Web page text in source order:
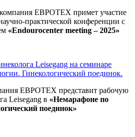
компания ЕВРОТЕХ примет участие
практической конференции с
«Endourocenter meeting – 2025»
Leisegang на семинаре
Гинекологический поединок.
ЕВРОТЕХ представит рабочую
Leisegang в «Немарафоне по
поединок»